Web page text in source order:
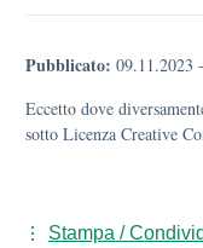
Pubblicato: 09.11.2023 -
Eccetto dove
sotto Licenza Creative
Stampa /